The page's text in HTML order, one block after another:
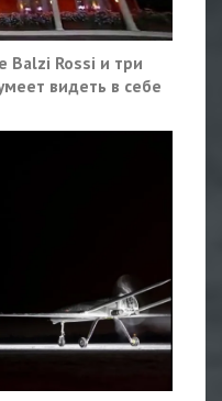
Balzi Rossi и три
видеть в себе